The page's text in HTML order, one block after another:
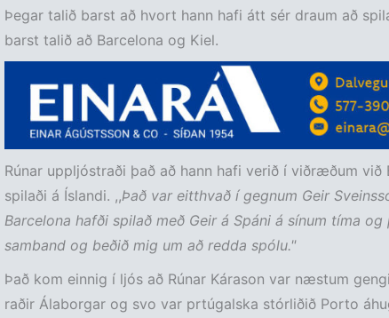
Þegar talið barst að hvort hann hafi átt sér draum að
barst talið að Barcelona og Kiel.
Rúnar uppljóstraði það að hann hafi verið í viðræðum við
spilaði á Íslandi. ,,Það var eitthvað í gegnum Geir
Barcelona hafði spilað með Geir á Spáni á sínum tíma
samband og beðið mig um að redda spólu."
Það kom einnig í ljós að Rúnar Kárason var næstum
raðir Álaborgar og svo var prtúgalska stórliðið Porto